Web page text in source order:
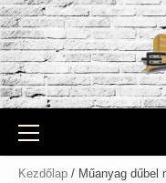
Skip
to
content
Primary
Menu
Kezdőlap / Műanyag dűbel